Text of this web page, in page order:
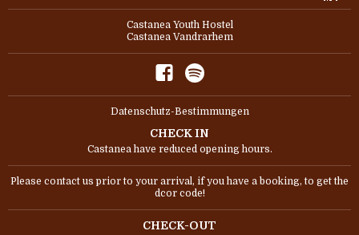
Castanea Youth Hostel
Castanea Vandrarhem
Datenschutz-Bestimmungen
CHECK IN
Castanea have reduced opening hours.
Please contact us prior to your arrival, if you have a booking, to get the
dcor code!
CHECK-OUT